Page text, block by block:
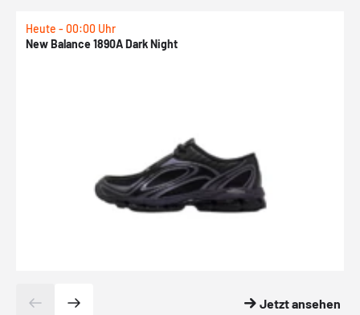
Heute - 00:00 Uhr
New Balance 1890A Dark Night
Jetzt ansehen